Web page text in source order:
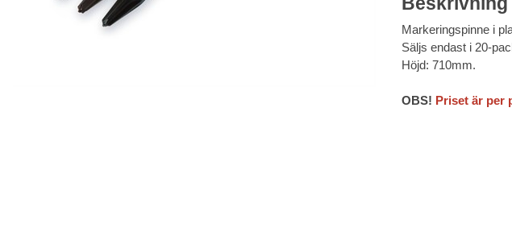
Markeringspinne i
Säljs endast i 20-
Höjd: 710mm.
OBS! Priset är per